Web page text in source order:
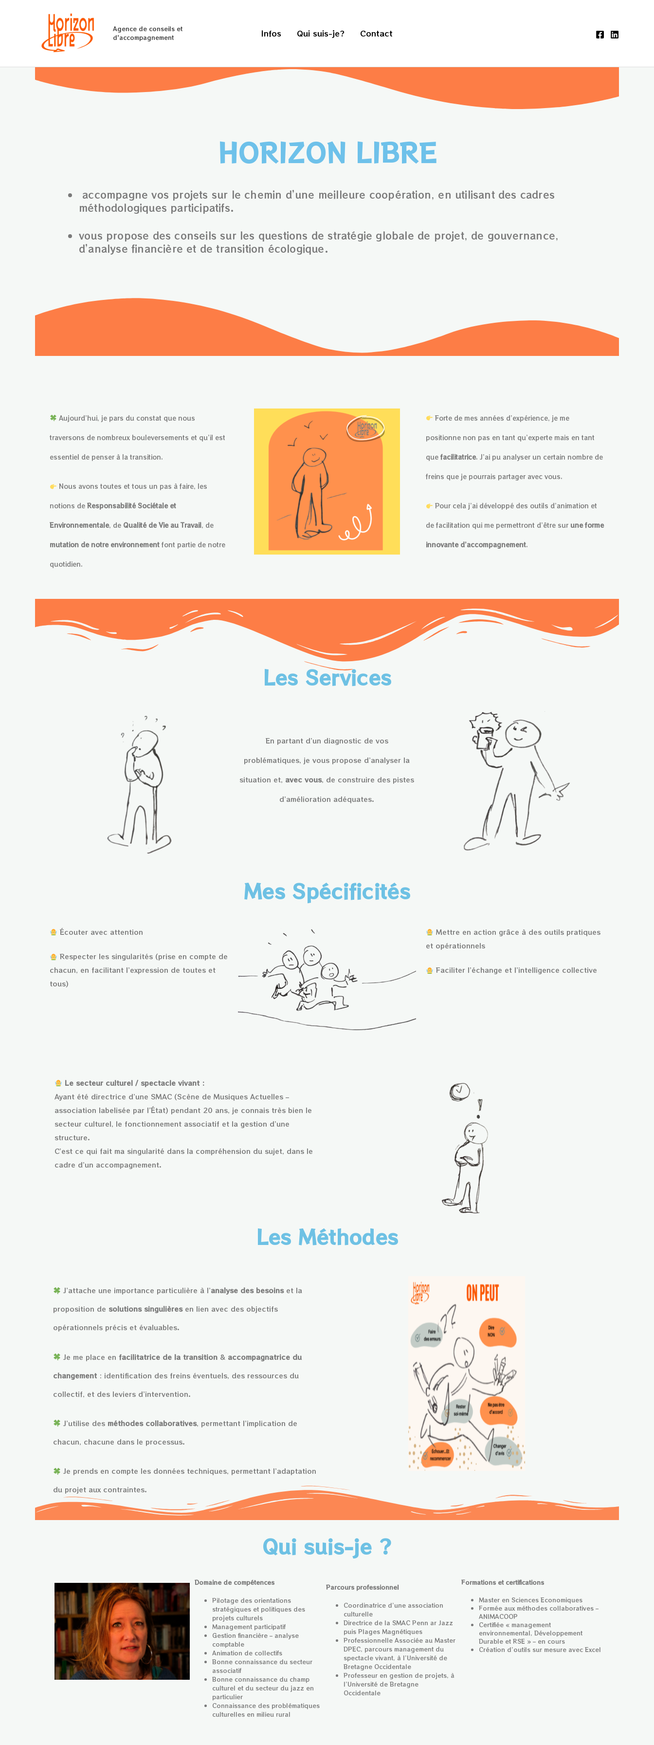
Agence de conseils et
d'accompagnement
Infos Qui suis-je? Contact
HORIZON LIBRE
accompagne vos projets sur le chemin d’une meilleure coopération, en utilisant des cadres
méthodologiques participatifs.
vous propose des conseils sur les questions de stratégie globale de projet, de gouvernance,
d’analyse financière et de transition écologique.
Aujourd’hui, je pars du constat que nous
traversons de nombreux bouleversements et qu’il est
essentiel de penser à la transition.
Nous avons toutes et tous un pas à faire, les
notions de Responsabilité Sociétale et
Environnementale, de Qualité de Vie au Travail, de
mutation de notre environnement font partie de notre
quotidien.
Forte de mes années d’expérience, je me
positionne non pas en tant qu’experte mais en tant
quefacilitatrice. J’ai pu analyser un certain nombre de
freins que je pourrais partager avec vous.
Pour cela j’ai développé des outils d’animation et
de facilitation qui me permettront d’être sur une forme
innovante d’accompagnement.
Les Services
En partant d’un diagnostic de vos
problématiques, je vous propose d’analyser la
situation et, avec vous, de construire des pistes
d’amélioration adéquates.
Mes Spécificités
Écouter avec attention
Respecter les singularités (prise en compte de
chacun, en facilitant l’expression de toutes et
tous)
Mettre en action grâce à des outils pratiques
et opérationnels
Faciliter l’échange et l’intelligence collective
Le secteur culturel / spectacle vivant :
Ayant été directrice d’une SMAC (Scène de Musiques Actuelles –
association labelisée par l’État) pendant 20 ans, je connais très bien le
secteur culturel, le fonctionnement associatif et la gestion d’une
structure.
C’est ce qui fait ma singularité dans la compréhension du sujet, dans le
cadre d’un accompagnement.
Les Méthodes
J’attache une importance particulière à l’analyse des besoinset la
proposition de solutions singulièresen lien avec des objectifs
opérationnels précis et évaluables.
Je me place en facilitatrice de la transition& accompagnatrice du
changement : identification des freins éventuels, des ressources du
collectif, et des leviers d’intervention.
J’utilise des méthodes collaboratives, permettant l’implication de
chacun, chacune dans le processus.
Je prends en compte les données techniques, permettant l’adaptation
du projet aux contraintes.
Qui suis-je ?
Domaine de compétences
Pilotage des orientations
stratégiques et politiques des
projets culturels
Management participatif
Gestion financière – analyse
comptable
Animation de collectifs
Bonne connaissance du secteur
associatif
Bonne connaissance du champ
culturel et du secteur du jazz en
particulier
Connaissance des problématiques
culturelles en milieu rural
Parcours professionnel
Coordinatrice d’une association
culturelle
Directrice de la SMAC Penn ar Jazz
puis Plages Magnétiques
Professionnelle Associée au Master
DPEC, parcours management du
spectacle vivant, à l’Université de
Bretagne Occidentale
Professeur en gestion de projets, à
l’Université de Bretagne
Occidentale
Formations et certifications
Master en Sciences Economiques
Formée aux méthodes collaboratives –
ANIMACOOP
Certifiée « management
environnemental, Développement
Durable et RSE » – en cours
Création d’outils sur mesure avec Excel